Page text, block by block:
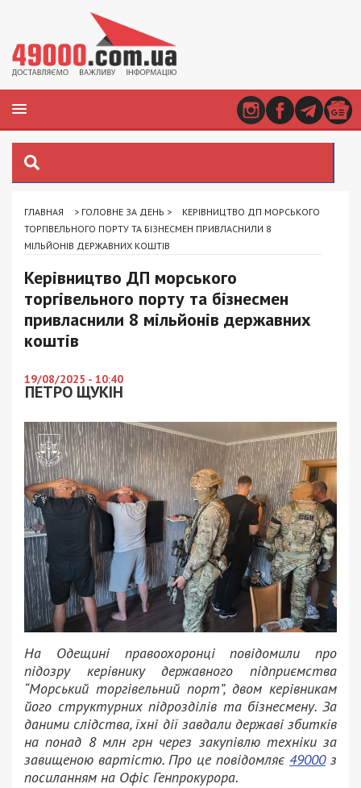
ГЛАВНАЯ > ГОЛОВНЕ ЗА ДЕНЬ >
КЕРІВНИЦТВО ДП МОРСЬКОГО
ТОРГІВЕЛЬНОГО ПОРТУ ТА БІЗНЕСМЕН ПРИВЛАСНИЛИ 8
МІЛЬЙОНІВ ДЕРЖАВНИХ КОШТІВ
Керівництво ДП морського
торгівельного порту та бізнесмен
привласнили 8 мільйонів державних
коштів
19/08/2025 - 10:40
ПЕТРО ЩУКІН
На Одещині правоохоронці повідомили про
підозру керівнику державного підприємства
“Морський торгівельний порт”, двом керівникам
його структурних підрозділів та бізнесмену. За
даними слідства, їхні дії завдали державі збитків
на понад 8 млн грн через закупівлю техніки за
завищеною вартістю. Про це повідомляє 49000з
посиланням на Офіс Генпрокурора.